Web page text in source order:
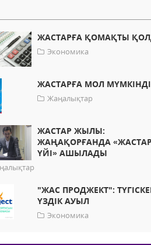
ЖАСТАРҒА ҚОМАҚТЫ
Экономика
ЖАСТАРҒА МОЛ
Жаңалықтар
ЖАСТАР ЖЫЛЫ:
ЖАҢАҚОРҒАНДА «ЖАСТАР
ҮЙІ» АШЫЛАДЫ
"ЖАС ПРОДЖЕКТ":
ҮЗДІК АУЫЛ
Экономика